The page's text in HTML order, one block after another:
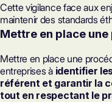
Cette vigilance face aux
maintenir des standards
Mettre en place
Mettre en place une
entreprises à identifier
référent et garantir la
tout en respectant le